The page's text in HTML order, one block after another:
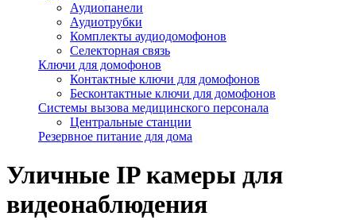
Аудиопанели
Аудиотрубки
Комплекты аудиодомофонов
Селекторная связь
Ключи для домофонов
Контактные ключи для домофонов
Бесконтактные ключи для домофонов
Системы вызова медицинского персонала
Центральные станции
Резервное питание для дома
Уличные IP камеры для
видеонаблюдения